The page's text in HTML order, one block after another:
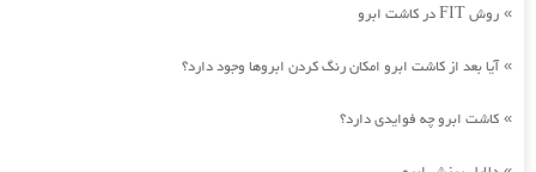
» روش FIT در کاشت ابرو
»آیا بعد از کاشت ابرو امکان رنگ کردن ابروها وجود دارد؟
» کاشت ابرو چه فوایدی دارد؟